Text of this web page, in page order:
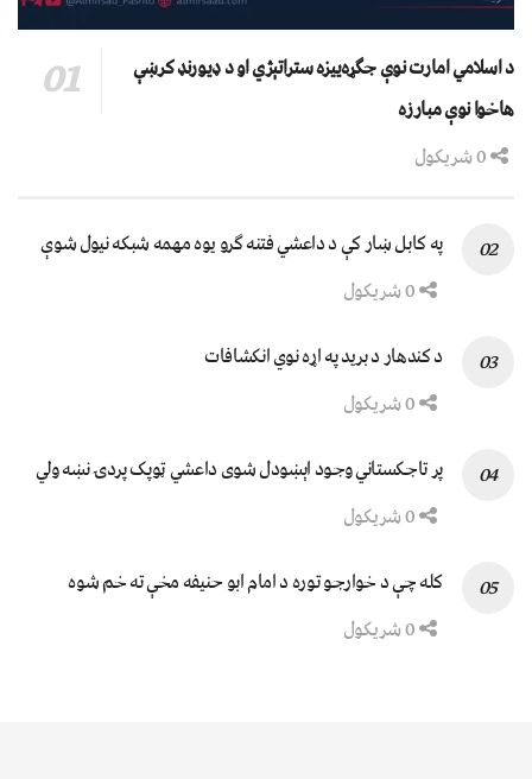
د اسلامي امارت نوې جګړه‌ییزه ستراتېژي او د ډیورنډ کرښې
هاخوا نوې مبارزه
په کابل ښار کې د داعشي فتنه ګرو يوه مهمه شبکه نيول شوې
د کندهار د برید په اړه نوي انکشافات
پر تاجکستاني وجود اېښودل شوی داعشي ټوپک پردۍ نښه ولي
کله چې د خوارجو توره د امام ابو حنیفه مخې ته خم شوه